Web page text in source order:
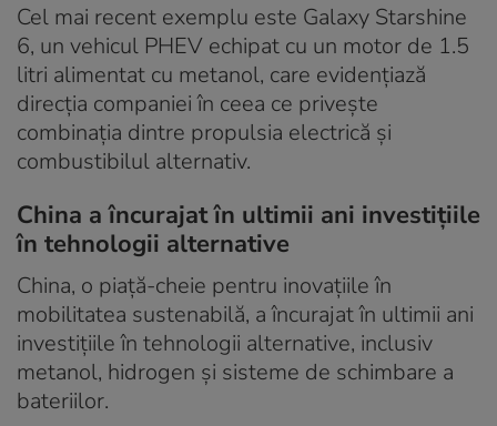
Cel mai recent exemplu este Galaxy Starshine
6, un vehicul PHEV echipat cu un motor de 1.5
litri alimentat cu metanol, care evidențiază
direcția companiei în ceea ce privește
combinația dintre propulsia electrică și
combustibilul alternativ.
China a încurajat în ultimii ani investițiile
în tehnologii alternative
China, o piață-cheie pentru inovațiile în
mobilitatea sustenabilă, a încurajat în ultimii ani
investițiile în tehnologii alternative, inclusiv
metanol, hidrogen și sisteme de schimbare a
bateriilor.